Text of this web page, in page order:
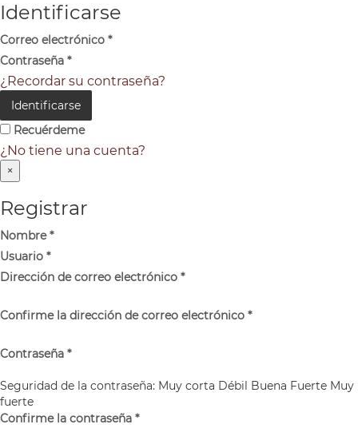
Identificarse
Correo electrónico *
Contraseña *
¿Recordar su contraseña?
Identificarse
Recuérdeme
¿No tiene una cuenta?
×
Registrar
Nombre*
Usuario *
Dirección de correo electrónico *
Confirme la dirección de correo electrónico *
Contraseña *
Seguridad de la contraseña: Muy corta Débil Buena Fuerte Muy
fuerte
Confirme la contraseña *